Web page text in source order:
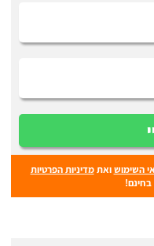
השימושואתמדיניות הפרטיות